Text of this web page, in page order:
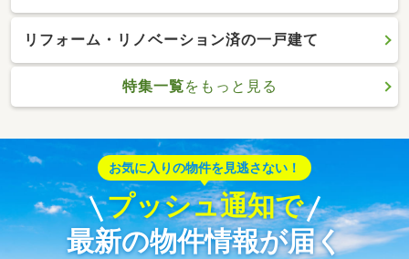
リフォーム・リノベーション済の一戸建て
特集一覧をもっと見る
お気に入りの物件を見逃さない！
プッシュ通知で
最新の物件情報が届く